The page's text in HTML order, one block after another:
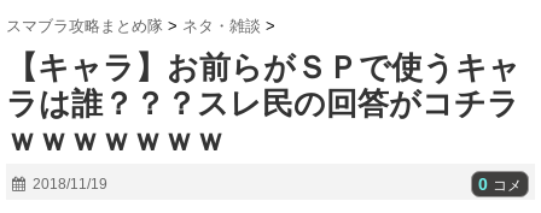
スマブラ攻略まとめ隊 > ネタ・雑談 >
【キャラ】お前らがＳＰで使うキャ
ラは誰？？？スレ民の回答がコチラ
ｗｗｗｗｗｗｗ
2018/11/19 0 コメ